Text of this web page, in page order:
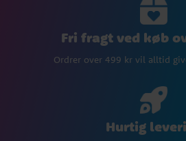
Fri fragt ved køb
Ordrer over 499 kr vil alltid
Hurtig